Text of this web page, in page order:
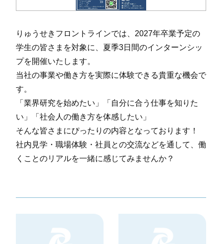
りゅうせきフロントラインでは、2027年卒業予定の
学生の皆さまを対象に、夏季3日間のインターンシッ
プを開催いたします。
当社の事業や働き方を実際に体験できる貴重な機会で
す。
「業界研究を始めたい」「自分に合う仕事を知りた
い」「社会人の働き方を体感したい」
そんな皆さまにぴったりの内容となっております！
社内見学・職場体験・社員との交流などを通して、働
くことのリアルを一緒に感じてみませんか？